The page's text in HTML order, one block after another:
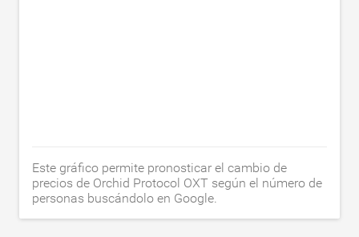
Este gráfico permite pronosticar el cambio de
precios de Orchid Protocol OXT según el número de
personas buscándolo en Google.